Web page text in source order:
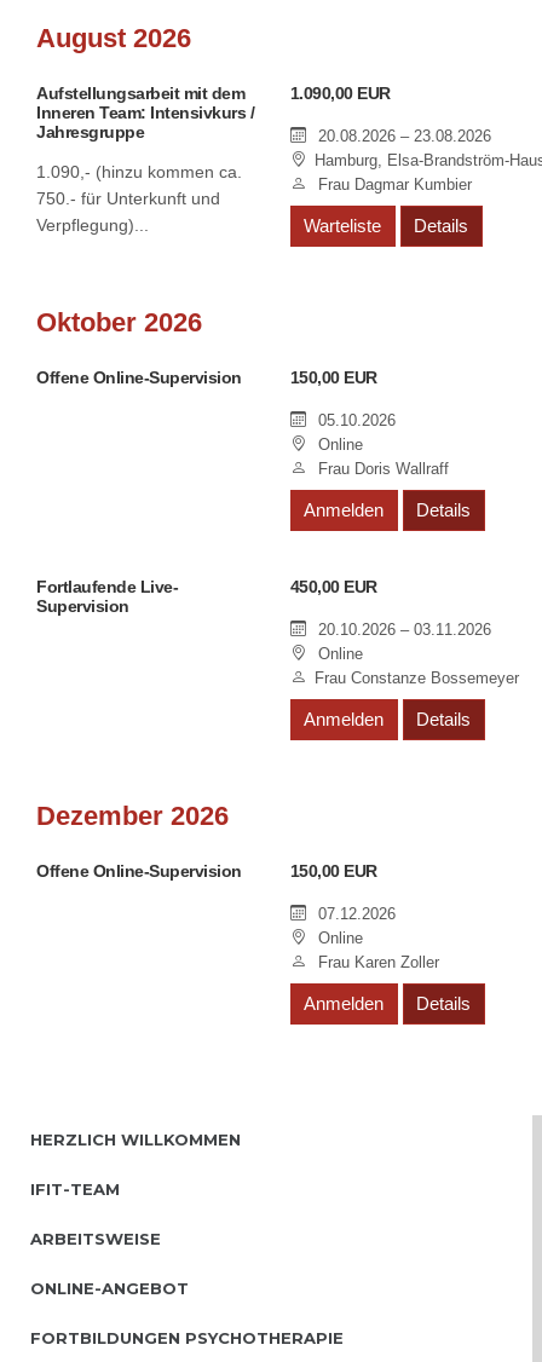
August 2026
Aufstellungsarbeit mit dem
Inneren Team: Intensivkurs /
Jahresgruppe
1.090,- (hinzu kommen ca.
750.- für Unterkunft und
Verpflegung)...
1.090,00 EUR
20.08.2026 – 23.08.2026
Hamburg, Elsa-Brandström-
Frau Dagmar Kumbier
Warteliste Details
Oktober 2026
Offene Online-Supervision 150,00 EUR
05.10.2026
Online
Frau Doris Wallraff
Anmelden Details
Fortlaufende Live-
Supervision
450,00 EUR
20.10.2026 – 03.11.2026
Online
Frau Constanze Bossemeyer
Anmelden Details
Dezember 2026
Offene Online-Supervision 150,00 EUR
07.12.2026
Online
Frau Karen Zoller
Anmelden Details
HERZLICH WILLKOMMEN
IFIT-TEAM
ARBEITSWEISE
ONLINE-ANGEBOT
FORTBILDUNGEN PSYCHOTHERAPIE